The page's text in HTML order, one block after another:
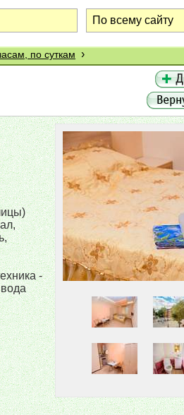
по суткам ›
-